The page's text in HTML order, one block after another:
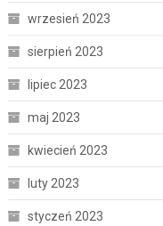
wrzesień 2023
sierpień 2023
lipiec 2023
maj 2023
kwiecień 2023
luty 2023
styczeń 2023